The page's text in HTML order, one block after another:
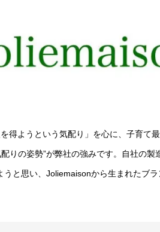
得ようという気配り」を心に、子育て
りの姿勢”が弊社の強みです。自社の製
と思い、Joliemaisonから生まれたブ